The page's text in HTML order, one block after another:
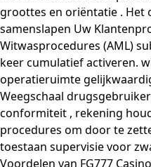
groottes en oriëntatie . Het
samenslapen Uw
Witwasprocedures (AML)
keer cumulatief activeren.
operatieruimte
Weegschaal
conformiteit , rekening
procedures om door te
toestaan supervisie voor
Voordelen van FG777 Casino